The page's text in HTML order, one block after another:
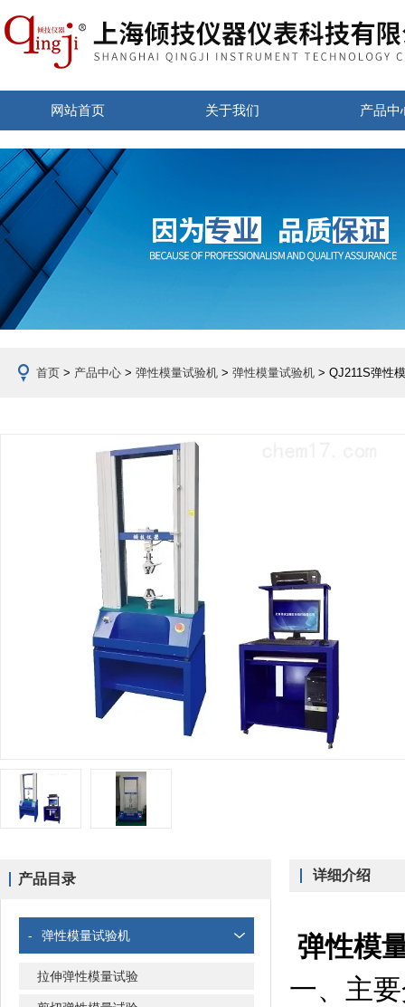
网站首页 关于我们 产品中
首页 > 产品中心 > 弹性模量试验机 > 弹性模量试验机 > QJ211S弹性
产品目录
- 弹性模量试验机
拉伸弹性模量试验
详细介绍
弹性模
一、 主